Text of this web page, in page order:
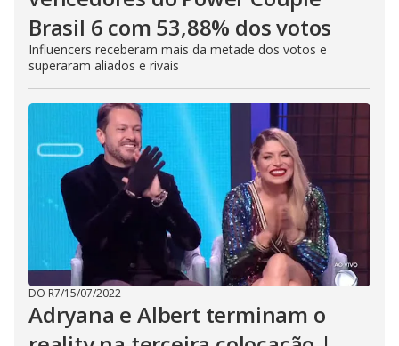
Brasil 6 com 53,88% dos votos
Influencers receberam mais da metade dos votos e
superaram aliados e rivais
DO R7/15/07/2022
Adryana e Albert terminam o